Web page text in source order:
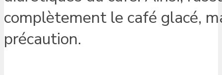
complètement le café glacé,
précaution.